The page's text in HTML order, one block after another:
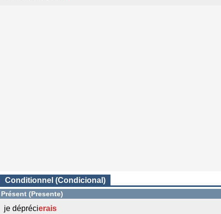
Conditionnel (Condicional)
Présent (Presente)
je déprécierais